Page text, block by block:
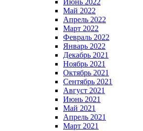
Июнь 2022
Май 2022
Апрель 2022
Март 2022
Февраль 2022
Январь 2022
Декабрь 2021
Ноябрь 2021
Октябрь 2021
Сентябрь 2021
Август 2021
Июнь 2021
Май 2021
Апрель 2021
Март 2021